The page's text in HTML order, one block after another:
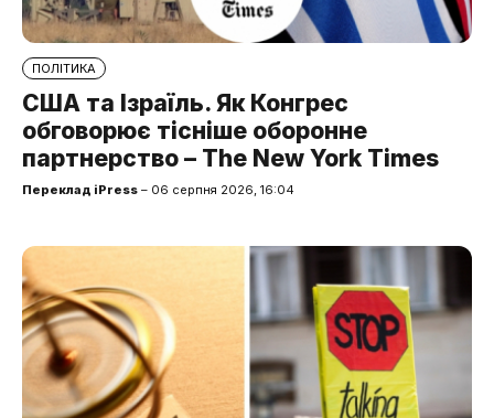
ПОЛІТИКА
США та Ізраїль. Як Конгрес
обговорює тісніше оборонне
партнерство – The New York Times
Переклад iPress – 06 серпня 2026, 16:04